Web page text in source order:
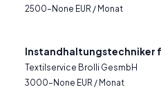
2500–None EUR / Monat
Instandhaltungstechniker
Textilservice Brolli GesmbH
3000–None EUR / Monat